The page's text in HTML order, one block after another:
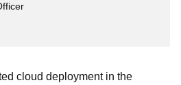
cloud deployment in the